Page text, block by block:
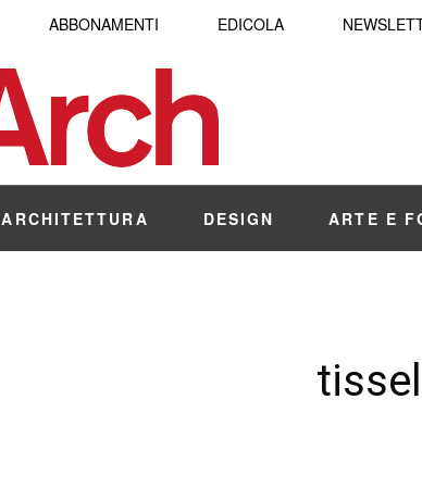
ABBONAMENTI EDICOLA
ARCHITETTURA DESIGN ARTE E